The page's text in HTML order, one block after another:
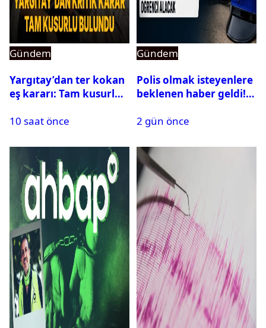
Gündem
Yargıtay’dan ter kokan
eş kararı: Tam kusurlu
10 saat önce
Gündem
Polis olmak isteyenlere
beklenen haber geldi!
2 gün önce